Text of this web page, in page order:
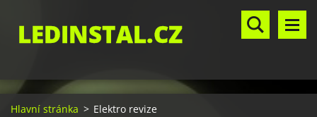
LEDINSTAL.CZ
Hlavní stránka > Elektro revize